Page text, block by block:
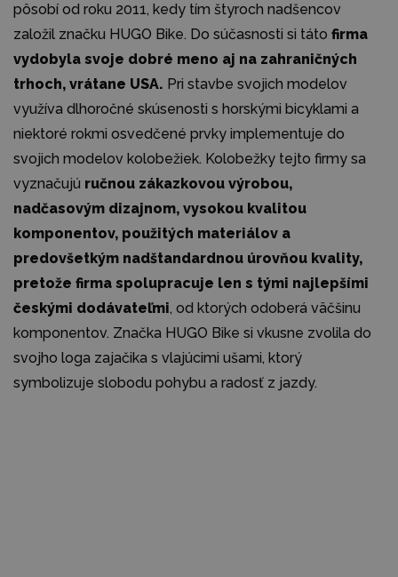
pôsobí od roku 2011, kedy tím štyroch nadšencov
založil značku HUGO Bike. Do súčasnosti si táto firma
vydobyla svoje dobré meno aj na zahraničných
trhoch, vrátane USA. Pri stavbe svojich modelov
využíva dlhoročné skúsenosti s horskými bicyklami a
niektoré rokmi osvedčené prvky implementuje do
svojich modelov kolobežiek. Kolobežky tejto firmy sa
vyznačujú ručnou zákazkovou výrobou,
nadčasovým dizajnom, vysokou kvalitou
komponentov, použitých materiálov a
predovšetkým nadštandardnou úrovňou kvality,
pretože firma spolupracuje len s tými najlepšími
českými dodávateľmi, od ktorých odoberá väčšinu
komponentov. Značka HUGO Bike si vkusne zvolila do
svojho loga zajačika s vlajúcimi ušami, ktorý
symbolizuje slobodu pohybu a radosť z jazdy.